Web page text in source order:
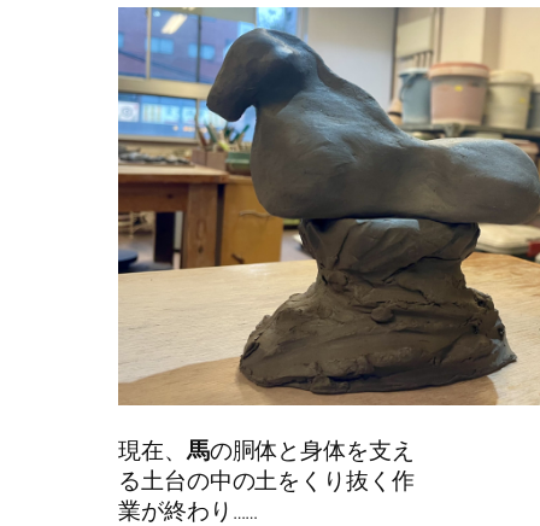
現在、 馬の胴体と身体を支え
る土台の中の土をくり抜く作
業が終わり……